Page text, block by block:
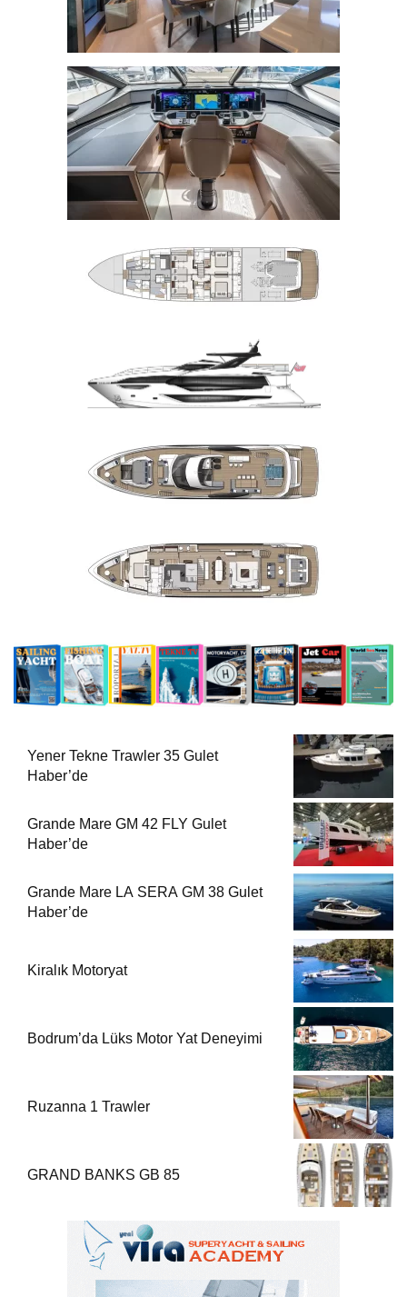
Yener Tekne Trawler 35 Gulet
Haber’de
Grande Mare GM 42 FLY Gulet
Haber’de
Grande Mare LA SERA GM 38 Gulet
Haber’de
Kiralık Motoryat
Bodrum’da Lüks Motor Yat Deneyimi
Ruzanna 1 Trawler
GRAND BANKS GB 85